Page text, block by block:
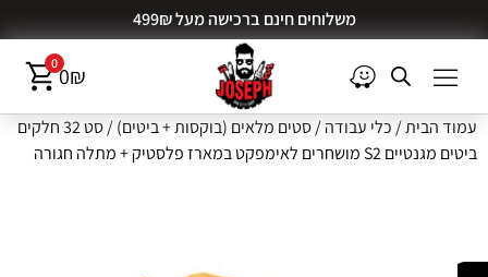
משלוחים חינם ברכישה מעל 499₪
00₪
עמוד הבית/ כלי עבודה/סטים מלאים (בוקסות + ביטים)
/ סט 32 חלקים
ביטים מגנטיים S2 מושחרים לאימפקט במארז פלסטיק + מתלה חגורה